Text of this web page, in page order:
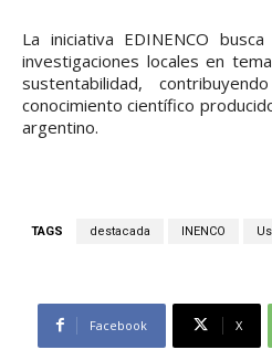
La iniciativa EDINENCO
investigaciones locales en
sustentabilidad,
conocimiento científico
argentino.
TAGS destacada INENCO
Facebook X